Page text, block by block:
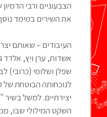
הצבעוניים ורבי
את השירים במימד
העיבודים – שאותם
אשדות, ערן ויץ,
שפלן ושלומי (כרובי)
לנוכחותה הבוטחת של
יצירתיים. למשל
השקט המילולי שבו,